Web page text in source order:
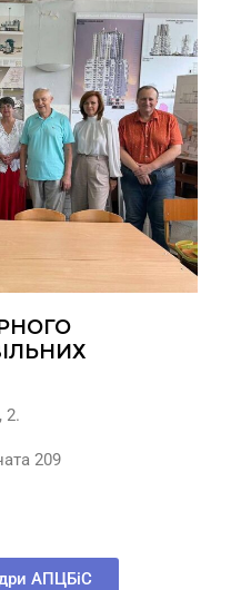
2.
209
АПЦБіС